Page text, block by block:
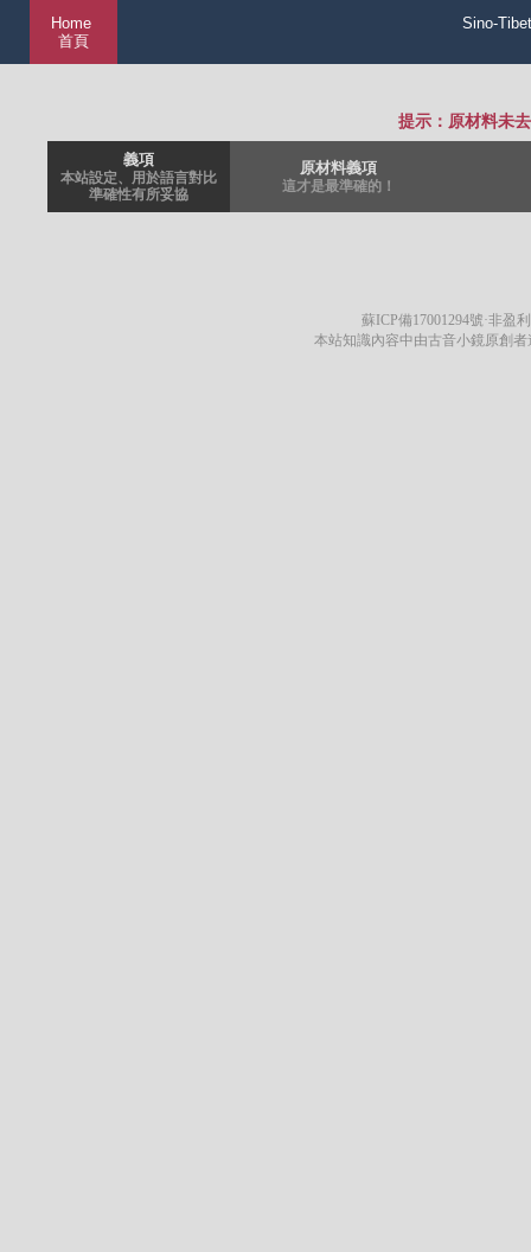
Home
首頁
Sino-
提示：原材料未
義項
本站設定、用於語言對比
準確性有所妥協
原材料義項
這才是最準確的！
蘇ICP備17001294號·非盈
本站知識內容中由古音小鏡原創